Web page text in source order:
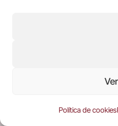
Política de cookies